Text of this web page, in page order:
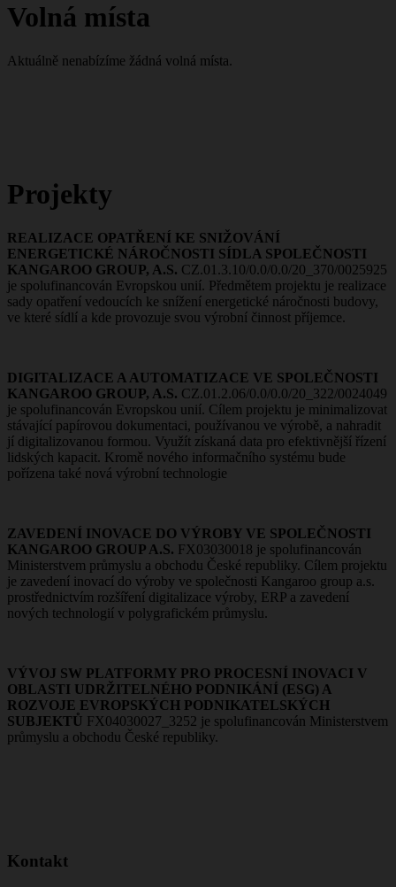
Volná místa
Aktuálně nenabízíme žádná volná místa.
Projekty
REALIZACE OPATŘENÍ KE SNIŽOVÁNÍ
ENERGETICKÉ NÁROČNOSTI SÍDLA SPOLEČNOSTI
KANGAROO GROUP, A.S. CZ.01.3.10/0.0/0.0/20_370/0025925
je spolufinancován Evropskou unií. Předmětem projektu je realizace
sady opatření vedoucích ke snížení energetické náročnosti budovy,
ve které sídlí a kde provozuje svou výrobní činnost příjemce.
DIGITALIZACE A AUTOMATIZACE VE SPOLEČNOSTI
KANGAROO GROUP, A.S. CZ.01.2.06/0.0/0.0/20_322/0024049
je spolufinancován Evropskou unií. Cílem projektu je minimalizovat
stávající papírovou dokumentaci, používanou ve výrobě, a nahradit
jí digitalizovanou formou. Využít získaná data pro efektivnější řízení
lidských kapacit. Kromě nového informačního systému bude
pořízena také nová výrobní technologie
ZAVEDENÍ INOVACE DO VÝROBY VE SPOLEČNOSTI
KANGAROO GROUP A.S. FX03030018 je spolufinancován
Ministerstvem průmyslu a obchodu České republiky. Cílem projektu
je zavedení inovací do výroby ve společnosti Kangaroo group a.s.
prostřednictvím rozšíření digitalizace výroby, ERP a zavedení
nových technologií v polygrafickém průmyslu.
VÝVOJ SW PLATFORMY PRO PROCESNÍ INOVACI V
OBLASTI UDRŽITELNÉHO PODNIKÁNÍ (ESG) A
ROZVOJE EVROPSKÝCH PODNIKATELSKÝCH
SUBJEKTŮ FX04030027_3252 je spolufinancován Ministerstvem
průmyslu a obchodu České republiky.
Kontakt